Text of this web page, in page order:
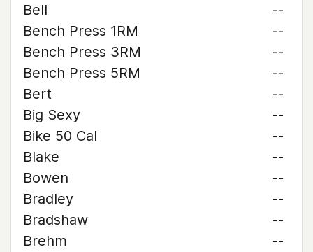
Bell
--
Bench Press 1RM
--
Bench Press 3RM
--
Bench Press 5RM
--
Bert
--
Big Sexy
--
Bike 50 Cal
--
Blake
--
Bowen
--
Bradley
--
Bradshaw
--
Brehm
--